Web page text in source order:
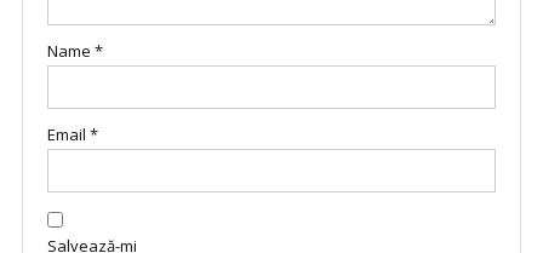
Name *
Email *
Salvează-mi